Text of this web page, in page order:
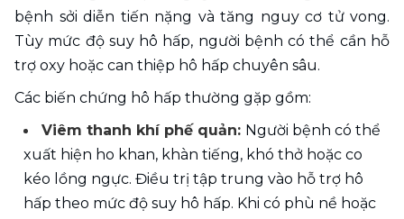
bệnh sởi diễn tiến nặng và tăng nguy cơ tử vong.
Tùy mức độ suy hô hấp, người bệnh có thể cần hỗ
trợ oxy hoặc can thiệp hô hấp chuyên sâu.
Các biến chứng hô hấp thường gặp gồm:
Viêm thanh khí phế quản: Người bệnh có thể
xuất hiện ho khan, khàn tiếng, khó thở hoặc co
kéo lồng ngực. Điều trị tập trung vào hỗ trợ hô
hấp theo mức độ suy hô hấp. Khi có phù nề hoặc